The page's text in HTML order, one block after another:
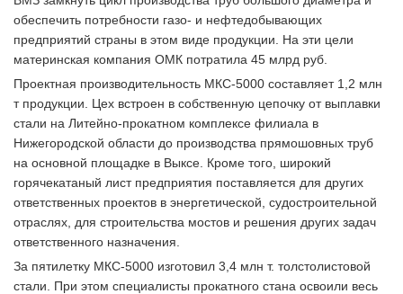
обеспечить потребности газо- и нефтедобывающих
предприятий страны в этом виде продукции. На эти цели
материнская компания ОМК потратила 45 млрд руб.
Проектная производительность МКС-5000 составляет 1,2 млн
т продукции. Цех встроен в собственную цепочку от выплавки
стали на Литейно-прокатном комплексе филиала в
Нижегородской области до производства прямошовных труб
на основной площадке в Выксе. Кроме того, широкий
горячекатаный лист предприятия поставляется для других
ответственных проектов в энергетической, судостроительной
отраслях, для строительства мостов и решения других задач
ответственного назначения.
За пятилетку МКС-5000 изготовил 3,4 млн т. толстолистовой
стали. При этом специалисты прокатного стана освоили весь